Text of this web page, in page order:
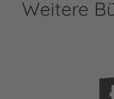
Weitere